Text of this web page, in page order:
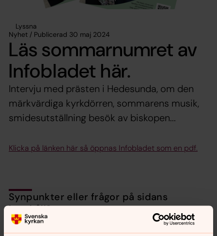
Lyssna
Nyhet / Publicerad 30 maj 2024
Läs sommarnumret av
Infobladet här.
Intervju med prästen i Hedesunda, om den
märkvärdiga kyrkdörren, sommarens musik,
smidesutställning besök av biskopen...
Klicka på länken här så öppnas Infobladet som en pdf.
Synpunkter eller frågor på sidans
innehåll?
valbo-hedesunda.pastorat@svenskakyrkan.se